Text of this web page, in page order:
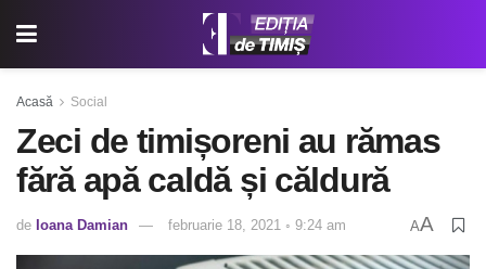
Acasă Social
Zeci de timișoreni au rămas
fără apă caldă și căldură
de Ioana Damian februarie 18, 2021 ◦ 9:24 am AA